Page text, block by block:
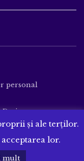
personal
și ale terților.
lor.
mult